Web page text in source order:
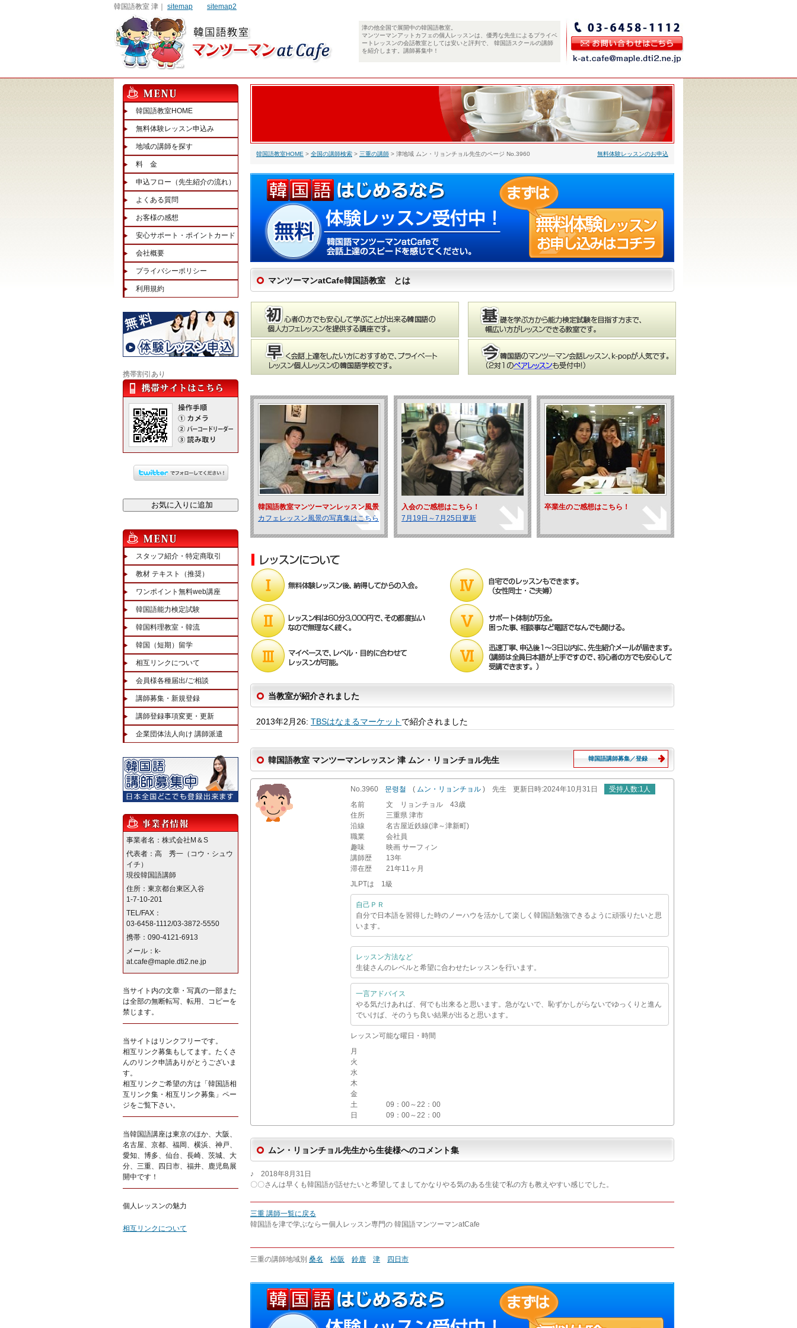
韓国語教室 津｜ sitemap sitemap2
津の他全国で展開中の韓国語教室。
マンツーマンアットカフェの個人レッスンは、優秀な先生によるプライベ
ートレッスンの会話教室としては安いと評判で、 韓国語スクールの講師
を紹介します。講師募集中！
韓国語教室HOME > 全国の講師検索 > 三重の講師 > 津地域 ムン・リョンチョル先生のページ No.3960 無料体験レッスンのお申込
マンツーマンatCafe韓国語教室 とは
韓国語教室マンツーマンレッスン風景
カフェレッスン風景の写真集はこちら
入会のご感想はこちら！
7月19日～7月25日更新
卒業生のご感想はこちら！
当教室が紹介されました
2013年2月26: TBSはなまるマーケット で紹介されました
韓国語教室 マンツーマンレッスン 津 ムン・リョンチョル先生 韓国語講師募集／登録
No.3960 문령철 ( ムン・リョンチョル ) 先生 更新日時:2024年10月31日 受持人数:1人
名前
文 リョンチョル 43歳
住所
三重県 津市
沿線
名古屋近鉄線(津～津新町)
職業
会社員
趣味
映画 サーフィン
講師歴
13年
滞在歴
21年11ヶ月
JLPTは 1級
自己ＰＲ
自分で日本語を習得した時のノーハウを活かして楽しく韓国語勉強できるように頑張りたいと思
います。
レッスン方法など
生徒さんのレベルと希望に合わせたレッスンを行います。
一言アドバイス
やる気だけあれば、何でも出来ると思います。急がないで、恥ずかしがらないでゆっくりと進ん
でいけば、そのうち良い結果が出ると思います。
レッスン可能な曜日・時間
月
火
水
木
金
土
09：00～22：00
日
09：00～22：00
ムン・リョンチョル先生から生徒様へのコメント集
♪ 2018年8月31日
〇〇さんは早くも韓国語が話せたいと希望してましてかなりやる気のある生徒で私の方も教えやすい感じでした。
三重 講師一覧に戻る
韓国語を津で学ぶならー個人レッスン専門の 韓国語マンツーマンatCafe
三重の講師地域別 桑名 松阪 鈴鹿 津 四日市
韓国語教室HOME
無料体験レッスン申込み
地域の講師を探す
料 金
申込フロー（先生紹介の流れ）
よくある質問
お客様の感想
安心サポート・ポイントカード
会社概要
プライバシーポリシー
利用規約
携帯割引あり
スタッフ紹介・特定商取引
教材 テキスト（推奨）
ワンポイント無料web講座
韓国語能力検定試験
韓国料理教室・韓流
韓国（短期）留学
相互リンクについて
会員様各種届出/ご相談
講師募集・新規登録
講師登録事項変更・更新
企業団体法人向け 講師派遣
事業者名：株式会社M＆S
代表者：高 秀一（コウ・シュウ
イチ）
現役韓国語講師
住所：東京都台東区入谷
1-7-10-201
TEL/FAX：
03-6458-1112/03-3872-5550
携帯：090-4121-6913
メール：k-
at.cafe@maple.dti2.ne.jp
当サイト内の文章・写真の一部また
は全部の無断転写、転用、コピーを
禁じます。
当サイトはリンクフリーです。
相互リンク募集もしてます。たくさ
んのリンク申請ありがとうございま
す。
相互リンクご希望の方は「韓国語相
互リンク集・相互リンク募集」ペー
ジをご覧下さい。
当韓国語講座は東京のほか、大阪、
名古屋、京都、福岡、横浜、神戸、
愛知、博多、仙台、長崎、茨城、大
分、三重、四日市、福井、鹿児島展
開中です！
個人レッスンの魅力
相互リンクについて